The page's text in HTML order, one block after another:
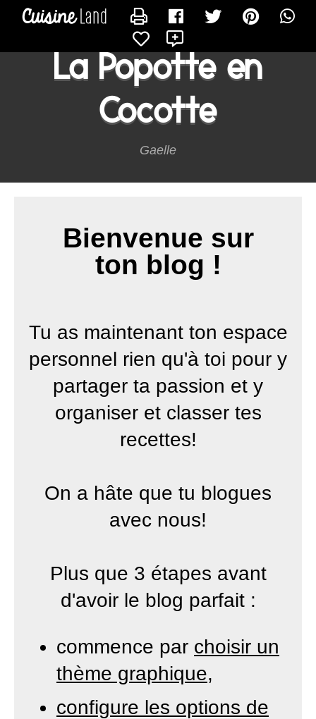
La Popotte en
Cocotte
Gaelle
Bienvenue sur
ton blog !
Tu as maintenant ton espace
personnel rien qu'à toi pour y
partager ta passion et y
organiser et classer tes
recettes!
On a hâte que tu blogues
avec nous!
Plus que 3 étapes avant
d'avoir le blog parfait :
commence par choisir un
thème graphique,
configure les options de
CONTACTER LAPOPOTTEENCOCOTTE27